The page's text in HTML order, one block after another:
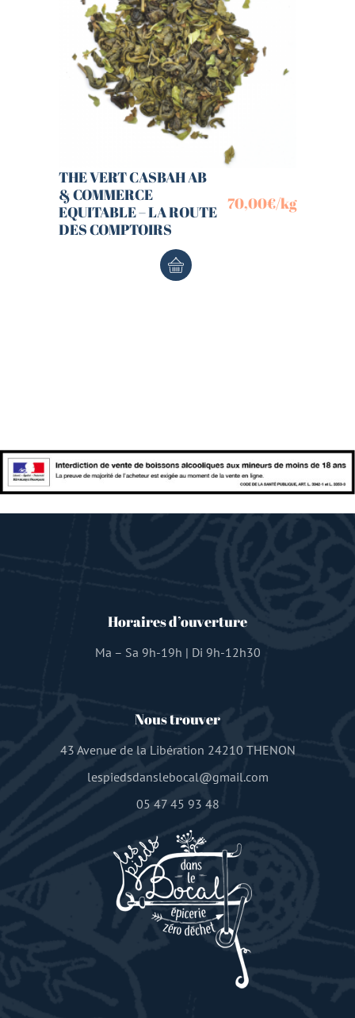
THE VERT CASBAH AB
& COMMERCE
EQUITABLE – LA ROUTE
DES COMPTOIRS
70,00€/kg
Horaires d’ouverture
Ma – Sa 9h-19h | Di 9h-12h30
Nous trouver
43 Avenue de la Libération 24210 THENON
lespiedsdanslebocal@gmail.com
05 47 45 93 48